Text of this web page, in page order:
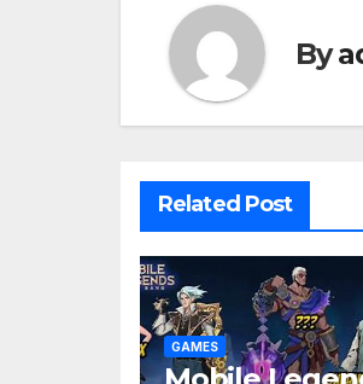
By
Related Post
GAMES